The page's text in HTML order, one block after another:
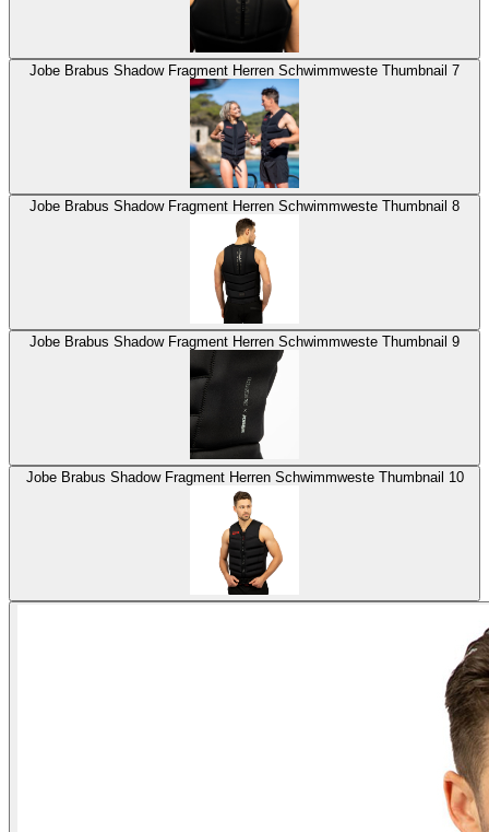
Jobe Brabus Shadow Fragment Herren Schwimmweste Thumbnail 7
Jobe Brabus Shadow Fragment Herren Schwimmweste Thumbnail 8
Jobe Brabus Shadow Fragment Herren Schwimmweste Thumbnail 9
Jobe Brabus Shadow Fragment Herren Schwimmweste Thumbnail 10